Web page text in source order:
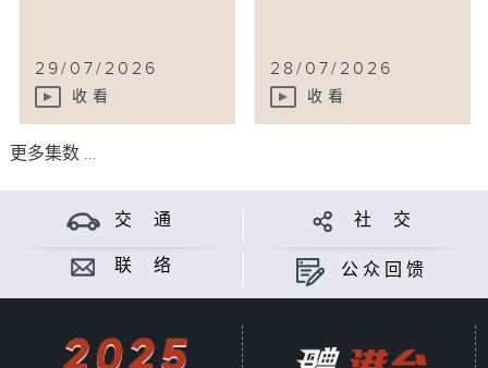
29/07/2026
收看
28/07/2026
收看
更多集数 ...
交 通 社 交
联 络 公众回馈